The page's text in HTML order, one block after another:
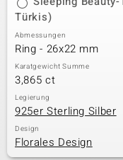
Classics
Türkis)
Abmessungen
Ring - 26x22 mm
Karatgewicht Summe
3,865 ct
Legierung
925er Sterling Silber
Design
Florales Design